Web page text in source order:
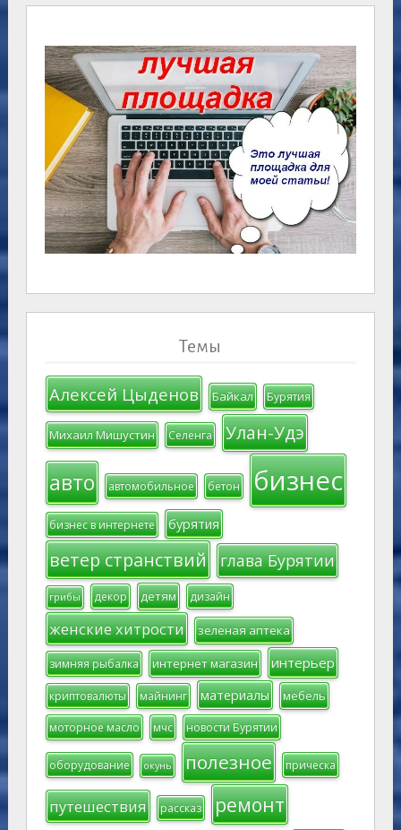
Темы
Алексей Цыденов Байкал Бурятия
Михаил Мишустин Селенга Улан-Удэ
авто автомобильное бетон бизнес
бизнес в интернете бурятия
ветер странствий глава Бурятии
грибы декор детям дизайн
женские хитрости зеленая аптека
зимняя рыбалка интернет магазин интерьер
криптовалюты майнинг материалы мебель
моторное масло мчс новости Бурятии
оборудование окунь полезное прическа
путешествия рассказ ремонт